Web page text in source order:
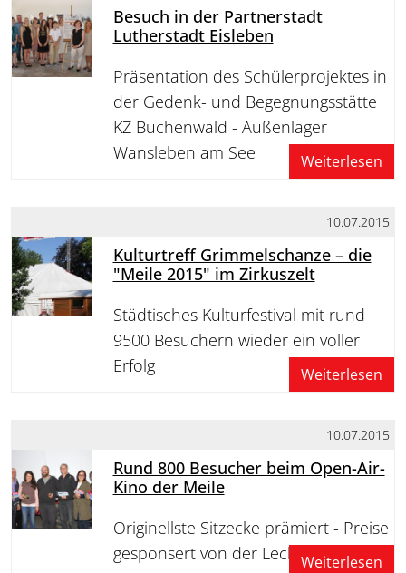
Besuch in der Partnerstadt
Lutherstadt Eisleben
Präsentation des Schülerprojektes in
der Gedenk- und Begegnungsstätte
KZ Buchenwald - Außenlager
Wansleben am See
Weiterlesen
10.07.2015
Kulturtreff Grimmelschanze – die
"Meile 2015" im Zirkuszelt
Städtisches Kulturfestival mit rund
9500 Besuchern wieder ein voller
Erfolg
Weiterlesen
10.07.2015
Rund 800 Besucher beim Open-Air-
Kino der Meile
Originellste Sitzecke prämiert - Preise
gesponsert von der Lechwerke AG
Weiterlesen